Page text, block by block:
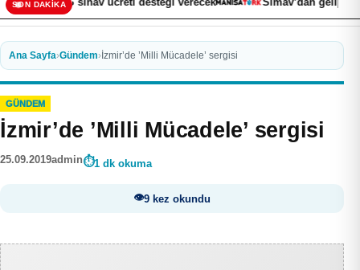
SON DAKİKA
Ana Sayfa›Gündem› İzmir’de ’Milli Mücadele’ sergisi
GÜNDEM
İzmir’de ’Milli Mücadele’ sergisi
25.09.2019admin 1 dk okuma
9 kez okundu